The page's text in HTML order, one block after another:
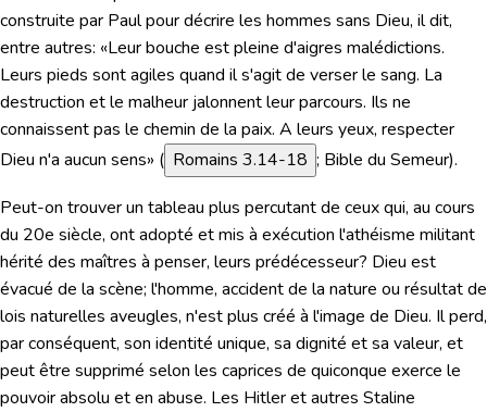
construite par Paul pour décrire les hommes sans Dieu, il dit,
entre autres: «Leur bouche est pleine d'aigres malédictions.
Leurs pieds sont agiles quand il s'agit de verser le sang. La
destruction et le malheur jalonnent leur parcours. Ils ne
connaissent pas le chemin de la paix. A leurs yeux, respecter
Dieu n'a aucun sens» ( Romains 3.14-18 ; Bible du Semeur).
Peut-on trouver un tableau plus percutant de ceux qui, au cours
du 20e siècle, ont adopté et mis à exécution l'athéisme militant
hérité des maîtres à penser, leurs prédécesseur? Dieu est
évacué de la scène; l'homme, accident de la nature ou résultat de
lois naturelles aveugles, n'est plus créé à l'image de Dieu. Il perd,
par conséquent, son identité unique, sa dignité et sa valeur, et
peut être supprimé selon les caprices de quiconque exerce le
pouvoir absolu et en abuse. Les Hitler et autres Staline